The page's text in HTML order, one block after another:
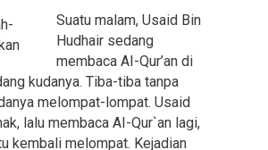
Suatu malam, Usaid Bin
Hudhair sedang
membaca AI-Qur’an di
kudanya. Tiba-tiba tanpa
melompat-lompat. Usaid
lalu membaca AI-Qur`an lagi,
kembali melompat. Kejadian